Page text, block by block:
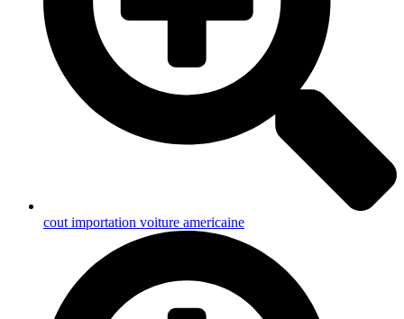
cout importation voiture americaine